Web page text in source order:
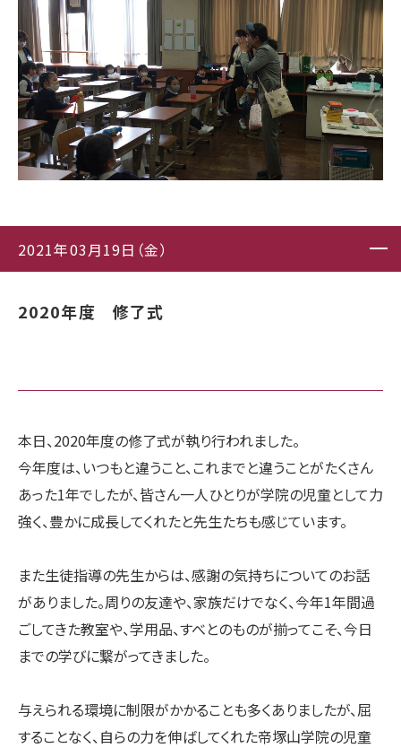
2021年03月19日（金）
2020年度 修了式
本日、2020年度の修了式が執り行われました。
今年度は、いつもと違うこと、これまでと違うことがたくさん
あった1年でしたが、皆さん一人ひとりが学院の児童として力
強く、豊かに成長してくれたと先生たちも感じています。
また生徒指導の先生からは、感謝の気持ちについてのお話
がありました。周りの友達や、家族だけでなく、今年1年間過
ごしてきた教室や、学用品、すべとのものが揃ってこそ、今日
までの学びに繋がってきました。
与えられる環境に制限がかかることも多くありましたが、屈
することなく、自らの力を伸ばしてくれた帝塚山学院の児童